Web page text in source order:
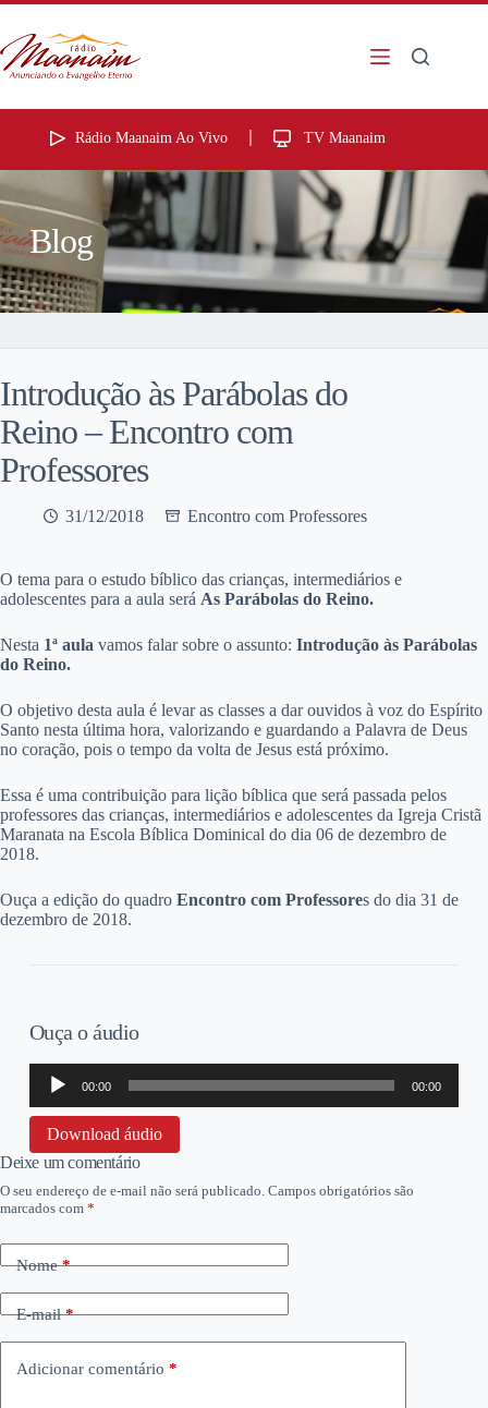
Rádio Maanaim Ao Vivo TV Maanaim
Blog
Introdução às Parábolas do
Reino – Encontro com
Professores
31/12/2018 Encontro com Professores
O tema para o estudo bíblico das crianças, intermediários e
adolescentes para a aula será As Parábolas do Reino.
Nesta 1ª aula vamos falar sobre o assunto: Introdução às Parábolas
do Reino.
O objetivo desta aula é levar as classes a dar ouvidos à voz do Espírito
Santo nesta última hora, valorizando e guardando a Palavra de Deus
no coração, pois o tempo da volta de Jesus está próximo.
Essa é uma contribuição para lição bíblica que será passada pelos
professores das crianças, intermediários e adolescentes da Igreja Cristã
Maranata na Escola Bíblica Dominical do dia 06 de dezembro de
2018.
Ouça a edição do quadro Encontro com Professores do dia 31 de
dezembro de 2018.
Ouça o áudio
Tocador
áudio
00:00 00:00
Download áudio
Deixe um comentário
O seu endereço de e-mail não será publicado. Campos obrigatórios são
marcados com *
Nome*
E-mail*
Adicionar comentário *